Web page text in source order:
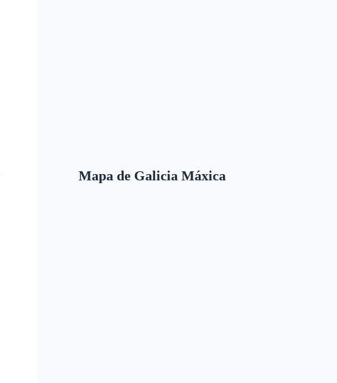
Mapa de Galicia Máxica